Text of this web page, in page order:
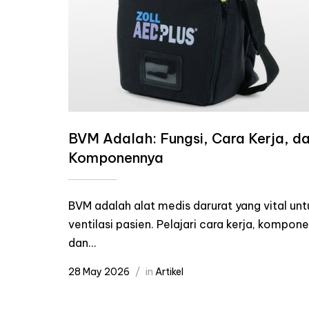
BVM Adalah: Fungsi, Cara Kerja,
Komponennya
BVM adalah alat medis darurat yang vital
ventilasi pasien. Pelajari cara kerja,
dan...
28 May 2026 in Artikel